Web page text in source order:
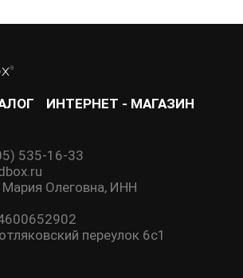
ИНТЕРНЕТ - МАГАЗИН
535-16-33
Олеговна, ИНН
переулок 6с1